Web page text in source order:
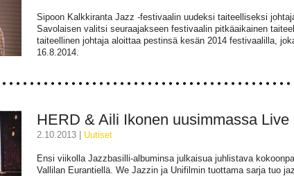
Sipoon Kalkkiranta Jazz -festivaalin uudeksi taiteelliseksi
Savolaisen valitsi seuraajakseen festivaalin pitkäaikainen
taiteellinen johtaja aloittaa pestinsä kesän 2014 festivaalilla,
16.8.2014.
HERD & Aili Ikonen uusimmassa
2.10.2013 | uutiset
Ensi viikolla Jazzbasilli-albuminsa julkaisua juhlistava
Vallilan Eurantiellä. We Jazzin ja Unifilmin tuottama sarja tuo